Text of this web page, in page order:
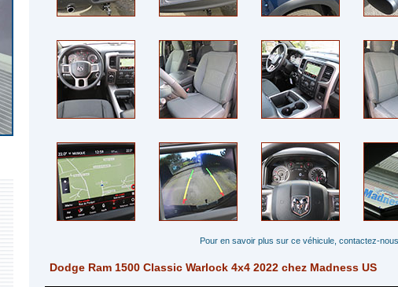
Pour en savoir plus sur ce véhicule, contactez-
Dodge Ram 1500 Classic Warlock 4x4 2022 chez Madness US